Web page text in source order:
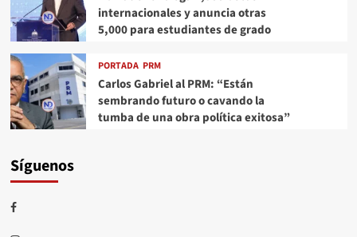
internacionales y anuncia otras
5,000 para estudiantes de grado
PORTADA PRM
Carlos Gabriel al PRM: “Están
sembrando futuro o cavando la
tumba de una obra política exitosa”
Síguenos